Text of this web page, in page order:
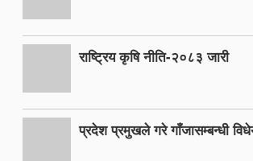
राष्ट्रिय कृषि नीति-२०८३ जारी
प्रदेश प्रमुखले गरे गाँजासम्बन्धी